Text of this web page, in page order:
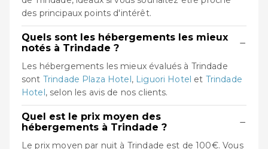
des principaux points d'intérêt.
Quels sont les hébergements les mieux
notés à Trindade ?
−
Les hébergements les mieux évalués à Trindade
sont Trindade Plaza Hotel, Liguori Hotel et Trindade
Hotel, selon les avis de nos clients.
Quel est le prix moyen des
hébergements à Trindade ?
−
Le prix moyen par nuit à Trindade est de 100€. Vous